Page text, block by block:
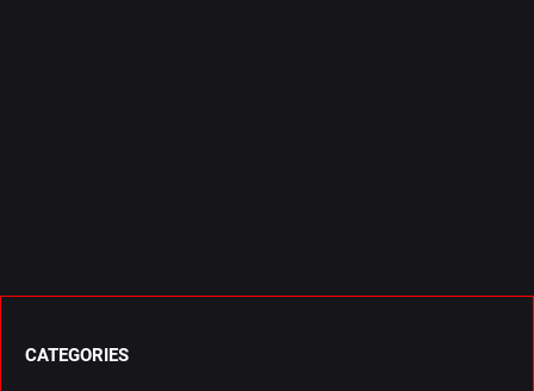
CATEGORIES